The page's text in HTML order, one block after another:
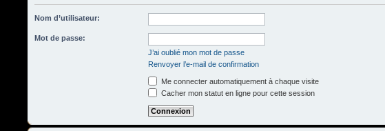
Nom d’utilisateur:
Mot de passe:
J’ai oublié mon mot de passe
Renvoyer l’e-mail de confirmation
Me connecter automatiquement à chaque visite
Cacher mon statut en ligne pour cette session